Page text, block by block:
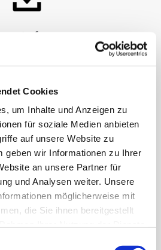
Cookies
um Inhalte und Anzeigen zu
für soziale Medien anbieten
auf unsere Website zu
geben wir Informationen zu Ihrer
an unsere Partner für
und Analysen weiter. Unsere
möglicherweise mit
die Sie ihnen bereitgestellt
संदर्भ
फ़ाइलों की एक्सेस प्राप्त करने के लिए